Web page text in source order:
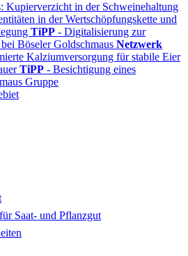
Kupierverzicht in der Schweinehaltung
in der Wertschöpfungskette und
TiPP - Digitalisierung zur
Böseler Goldschmaus Netzwerk
Kalziumversorgung für stabile Eier
TiPP - Besichtigung eines
Gruppe
Saat- und Pflanzgut